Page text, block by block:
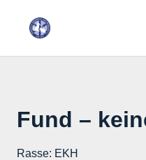
Fund –
Rasse: EKH